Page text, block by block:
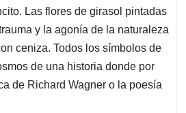
Las flores de girasol pintadas
y la agonía de la naturaleza
ceniza. Todos los símbolos de
de una historia donde por
de Richard Wagner o la poesía